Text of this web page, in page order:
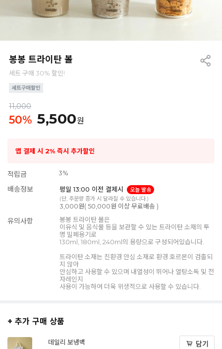
봉봉 트라이탄 볼
세트 구매 30% 할인!
11,000
50% 5,500원
앱 결제 시 2% 즉시 추가할인
적립금 3%
배송정보 평일 13:00 이전 결제시
오늘 발송
(단, 주문량 증가 시 달라질 수 있습니다.)
3,000원( 50,000원 이상 무료배송 )
유의사항
봉봉 트라이탄 볼은
이유식 및 음식물 등을 보관할 수 있는 트라이탄 소재의 투
명 밀폐용기로
130ml, 180ml, 240ml의 용량으로 구성되어있습니다.
트라이탄 소재는 친환경 안심 소재로 환경 호르몬이 검출되
지 않아
안심하고 사용할 수 있으며 내열성이 뛰어나 열탕소독 및 전
자레인지
사용이 가능하여 더욱 위생적으로 사용할 수 있습니다.
+ 추가 구매 상품
데일리 보냉백
담기